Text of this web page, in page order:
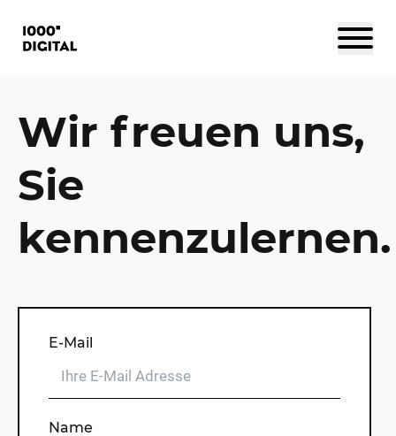
Wir freuen uns,
Sie
kennenzulernen.
E-Mail
Name